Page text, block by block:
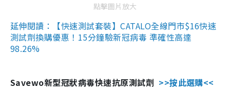
點擊圖片放大
延伸閱讀：【快速測試套裝】CATALO全線門市$16快速
測試劑換購優惠！15分鐘驗新冠病毒 準確性高達
98.26%
Savewo新型冠狀病毒快速抗原測試劑 >>按此選購<<